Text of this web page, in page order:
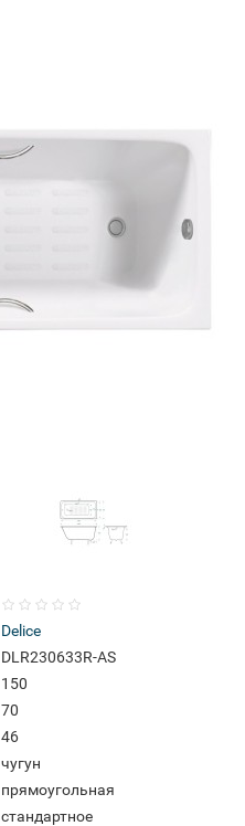
Delice
DLR230633R-AS
150
70
46
чугун
прямоугольная
стандартное